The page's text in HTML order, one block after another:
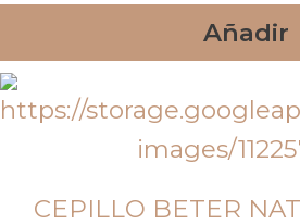
Añadir
CEPILLO BETER